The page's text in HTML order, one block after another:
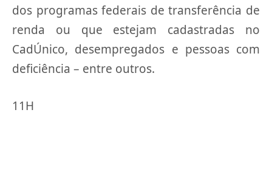
dos programas federais de transferência de
renda ou que estejam cadastradas no
CadÚnico, desempregados e pessoas com
deficiência – entre outros.
11H